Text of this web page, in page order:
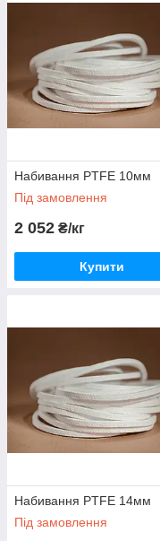
Набивання PTFE 10мм
Під замовлення
2 052 ₴/кг
Купити
Набивання PTFE 14мм
Під замовлення